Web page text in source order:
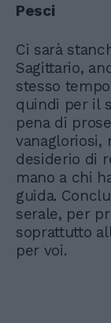
Pesci
Ci sarà
Sagittario,
stesso
quindi per il
pena di
vanagloriosi,
desiderio di
mano a chi
guida.
serale, per
soprattutto
per voi.